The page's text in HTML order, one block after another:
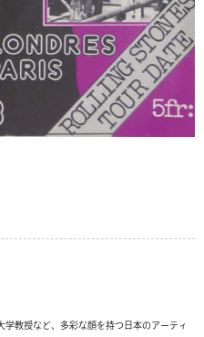
教授など、多彩な顔を持つ日本のアーティ